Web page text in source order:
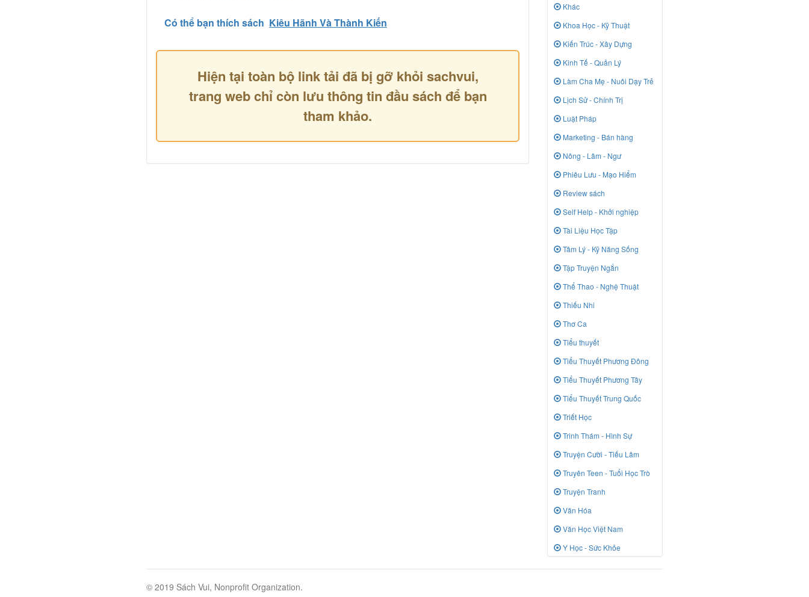
Có thể bạn thích sách Kiêu Hãnh Và Thành Kiến
Hiện tại toàn bộ link tải đã bị gỡ khỏi sachvui,
trang web chỉ còn lưu thông tin đầu sách để bạn
tham khảo.
Khác
Khoa Học - Kỹ Thuật
Kiến Trúc - Xây Dựng
Kinh Tế - Quản Lý
Làm Cha Mẹ - Nuôi Dạy Trẻ
Lịch Sử - Chính Trị
Luật Pháp
Marketing - Bán hàng
Nông - Lâm - Ngư
Phiêu Lưu - Mạo Hiểm
Review sách
Self Help - Khởi nghiệp
Tài Liệu Học Tập
Tâm Lý - Kỹ Năng Sống
Tập Truyện Ngắn
Thể Thao - Nghệ Thuật
Thiếu Nhi
Thơ Ca
Tiểu thuyết
Tiểu Thuyết Phương Đông
Tiểu Thuyết Phương Tây
Tiểu Thuyết Trung Quốc
Triết Học
Trinh Thám - Hình Sự
Truyện Cười - Tiếu Lâm
Truyên Teen - Tuổi Học Trò
Truyện Tranh
Văn Hóa
Văn Học Việt Nam
Y Học - Sức Khỏe
© 2019 Sách Vui, Nonprofit Organization.